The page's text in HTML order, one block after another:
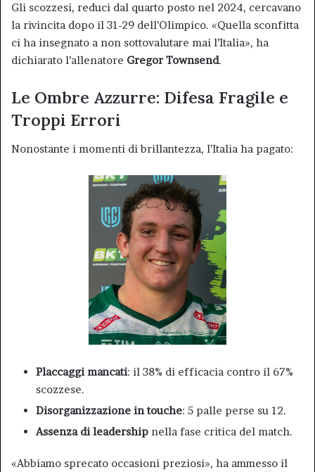
Gli scozzesi, reduci dal quarto posto nel 2024, cercavano
la rivincita dopo il 31-29 dell’Olimpico. «Quella sconfitta
ci ha insegnato a non sottovalutare mai l’Italia», ha
dichiarato l’allenatore Gregor Townsend.
Le Ombre Azzurre: Difesa Fragile e
Troppi Errori
Nonostante i momenti di brillantezza, l’Italia ha pagato:
Placcaggi mancati: il 38% di efficacia contro il 67%
scozzese.
Disorganizzazione in touche: 5 palle perse su 12.
Assenza di leadership nella fase critica del match.
«Abbiamo sprecato occasioni preziosi», ha ammesso il